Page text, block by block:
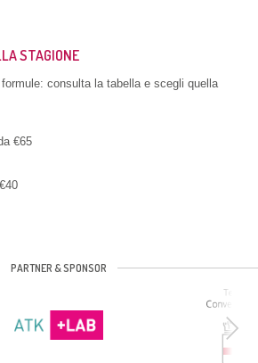
STAGIONE
consulta la tabella e scegli quella
€65
PARTNER & SPONSOR